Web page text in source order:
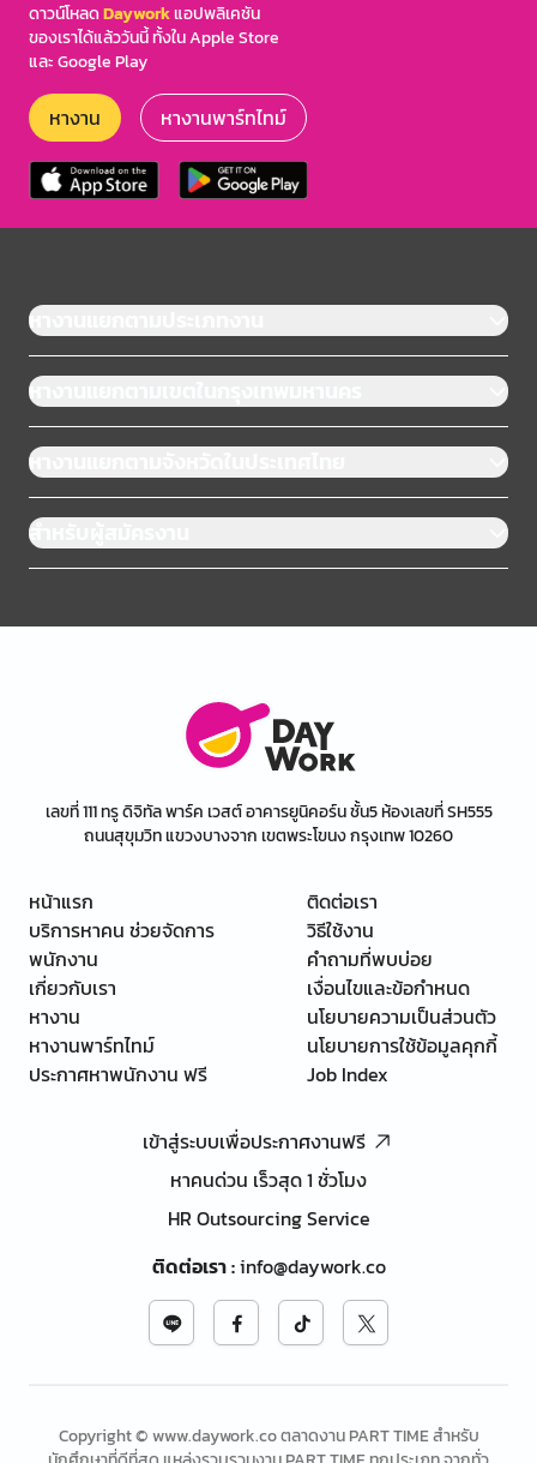
ดาวน์โหลดDayworkแอปพลิเคชัน
ของเราได้แล้ววันนี้ ทั้งใน Apple Store
และ Google Play
หางาน หางานพาร์ทไทม์
หางานแยกตามประเภทงาน
หางานแยกตามเขตในกรุงเทพมหานคร
หางานแยกตามจังหวัดในประเทศไทย
สำหรับผู้สมัครงาน
เลขที่ 111 ทรู ดิจิทัล พาร์ค เวสต์ อาคารยูนิคอร์น ชั้น5 ห้องเลขที่ SH555
ถนนสุขุมวิท แขวงบางจาก เขตพระโขนง กรุงเทพ 10260
หน้าแรก
บริการหาคน ช่วยจัดการ
พนักงาน
เกี่ยวกับเรา
หางาน
หางานพาร์ทไทม์
ประกาศหาพนักงาน ฟรี
ติดต่อเรา
วิธีใช้งาน
คำถามที่พบบ่อย
เงื่อนไขและข้อกำหนด
นโยบายความเป็นส่วนตัว
นโยบายการใช้ข้อมูลคุกกี้
Job Index
เข้าสู่ระบบเพื่อประกาศงานฟรี
หาคนด่วน เร็วสุด 1 ชั่วโมง
HR Outsourcing Service
ติดต่อเรา:info@daywork.co
Copyright © www.daywork.co ตลาดงาน PART TIME สำหรับ